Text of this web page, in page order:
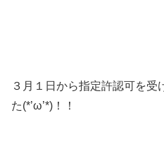
３月１日から指定許認可を受
た(*’ω’*)！！